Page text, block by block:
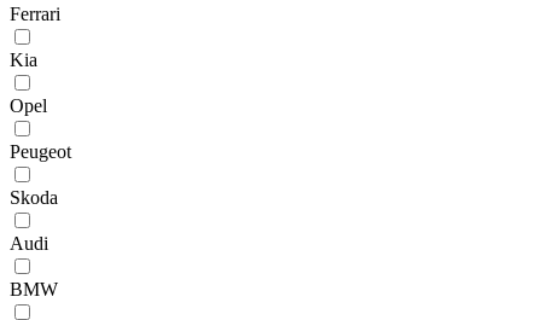
Ferrari
Kia
Opel
Peugeot
Skoda
Audi
BMW